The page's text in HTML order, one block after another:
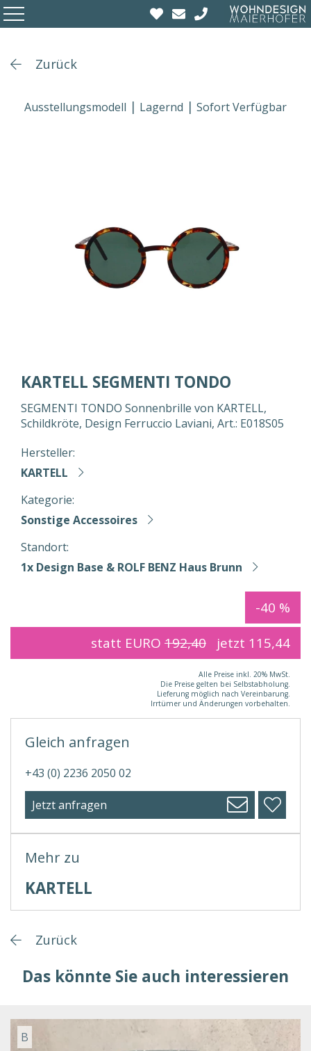
Zurück
Ausstellungsmodell Lagernd Sofort Verfügbar
KARTELL SEGMENTI TONDO
SEGMENTI TONDO Sonnenbrille von KARTELL,
Schildkröte, Design Ferruccio Laviani, Art.: E018S05
Hersteller:
KARTELL
Kategorie:
Sonstige Accessoires
Standort:
1x Design Base & ROLF BENZ Haus Brunn
-40 %
statt EURO 192,40 jetzt 115,44
Alle Preise inkl. 20% MwSt.
Die Preise gelten bei Selbstabholung.
Lieferung möglich nach Vereinbarung.
Irrtümer und Änderungen vorbehalten.
Mehr zu
KARTELL
Gleich anfragen
+43 (0) 2236 2050 02
Jetzt anfragen
Zurück
Das könnte Sie auch interessieren
B